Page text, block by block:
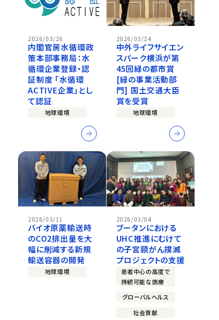
2026/03/26
内閣官房水循環政
策本部事務局：水
循環企業登録・認
証制度 「水循環
ACTIVE企業」とし
て認証
地球環境
2026/03/24
中外ライフサイエン
スパーク横浜が第
45回緑の都市賞
[緑の事業活動部
門] 国土交通大臣
賞を受賞
地球環境
2026/03/11
バイオ原薬輸送時
のCO2排出量を大
幅に削減する新規
輸送容器の開発
地球環境
2026/03/04
ブータンにおける
UHC推進にむけて
の子宮頸がん撲滅
プロジェクトの支援
患者中心の高度で
持続可能な医療
グローバルヘルス
社会貢献